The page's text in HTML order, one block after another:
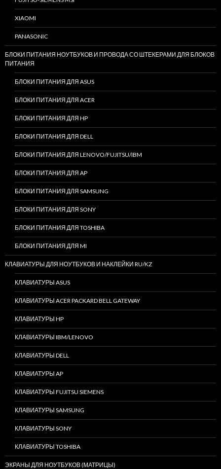
XIAOMI
PANASONIC
БЛОКИ ПИТАНИЯ НОУТБУКОВ И ПРОВОДА СО ШТЕКЕРАМИ ДЛЯ БЛОКОВ
ПИТАНИЯ
БЛОКИ ПИТАНИЯ ДЛЯ ASUS
БЛОКИ ПИТАНИЯ ДЛЯ ACER
БЛОКИ ПИТАНИЯ ДЛЯ HP
БЛОКИ ПИТАНИЯ ДЛЯ DELL
БЛОКИ ПИТАНИЯ ДЛЯ LENOVO/FUJITSU/IBM
БЛОКИ ПИТАНИЯ ДЛЯ AP
БЛОКИ ПИТАНИЯ ДЛЯ SAMSUNG
БЛОКИ ПИТАНИЯ ДЛЯ SONY
БЛОКИ ПИТАНИЯ ДЛЯ TOSHIBA
БЛОКИ ПИТАНИЯ ДЛЯ MI
КЛАВИАТУРЫ ДЛЯ НОУТБУКОВ И НАКЛЕЙКИ RU/KZ
КЛАВИАТУРЫ ASUS
КЛАВИАТУРЫ ACER PACKARD BELL GATEWAY
КЛАВИАТУРЫ HP
КЛАВИАТУРЫ IBM/LENOVO
КЛАВИАТУРЫ DELL
КЛАВИАТУРЫ AP
КЛАВИАТУРЫ FUJITSU SIEMENS
КЛАВИАТУРЫ SAMSUNG
КЛАВИАТУРЫ SONY
КЛАВИАТУРЫ TOSHIBA
ЭКРАНЫ ДЛЯ НОУТБУКОВ (МАТРИЦЫ)